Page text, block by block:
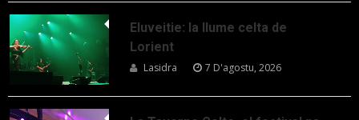
Eluveitie: la llume celta de
Lorient
Lasidra 7 D'agostu, 2026